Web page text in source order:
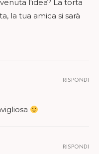
l'idea? La torta
la tua amica si sarà
RISPONDI
RISPONDI